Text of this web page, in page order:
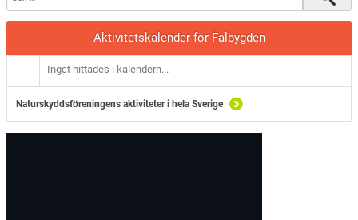
Aktivitetskalender för Falbygden
Inget hittades i kalendern...
Naturskyddsföreningens aktiviteter i hela Sverige